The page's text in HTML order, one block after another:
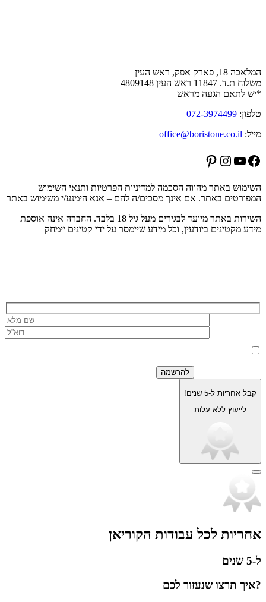
המלאכה 18, פארק אפק, ראש העין
משלוח ת.ד. 11847 ראש העין 4809148
*יש לתאם הגעה מראש
טלפון: 072-3974499
מייל: office@boristone.co.il
Facebook
YouTube
Instagram
Pinterest
השימוש באתר מהווה הסכמה למדיניות הפרטיות ותנאי השימוש
המפורטים באתר. אם אינך מסכים/ה להם – אנא הימנע/י משימוש באתר
השירות באתר מיועד לבגירים מעל גיל 18 בלבד. החברה אינה אוספת
מידע מקטינים ביודעין, וכל מידע שיימסר על ידי קטינים יימחק
קבל אחריות ל-5 שנים!
לייעוץ ללא עלות
אחריות לכל עבודות הקוריאן
ל-5 שנים
?איך תרצו שנעזור לכם